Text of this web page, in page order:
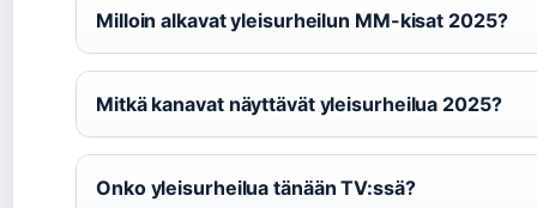
Milloin alkavat yleisurheilun MM-kisat 2025?
Mitkä kanavat näyttävät yleisurheilua 2025?
Onko yleisurheilua tänään TV:ssä?